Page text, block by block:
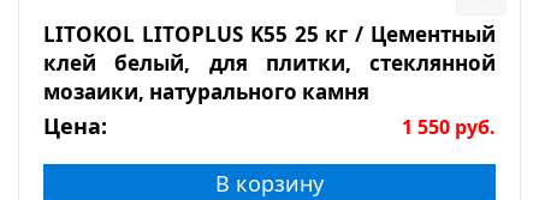
LITOKOL LITOPLUS K55 25 кг / Цементный
клей белый, для плитки, стеклянной
мозаики, натурального камня
Цена: 1 550 руб.
В корзину